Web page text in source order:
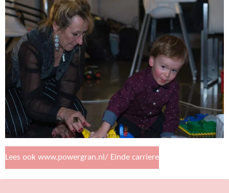
Lees ook www.powergran.nl/ Einde carriere